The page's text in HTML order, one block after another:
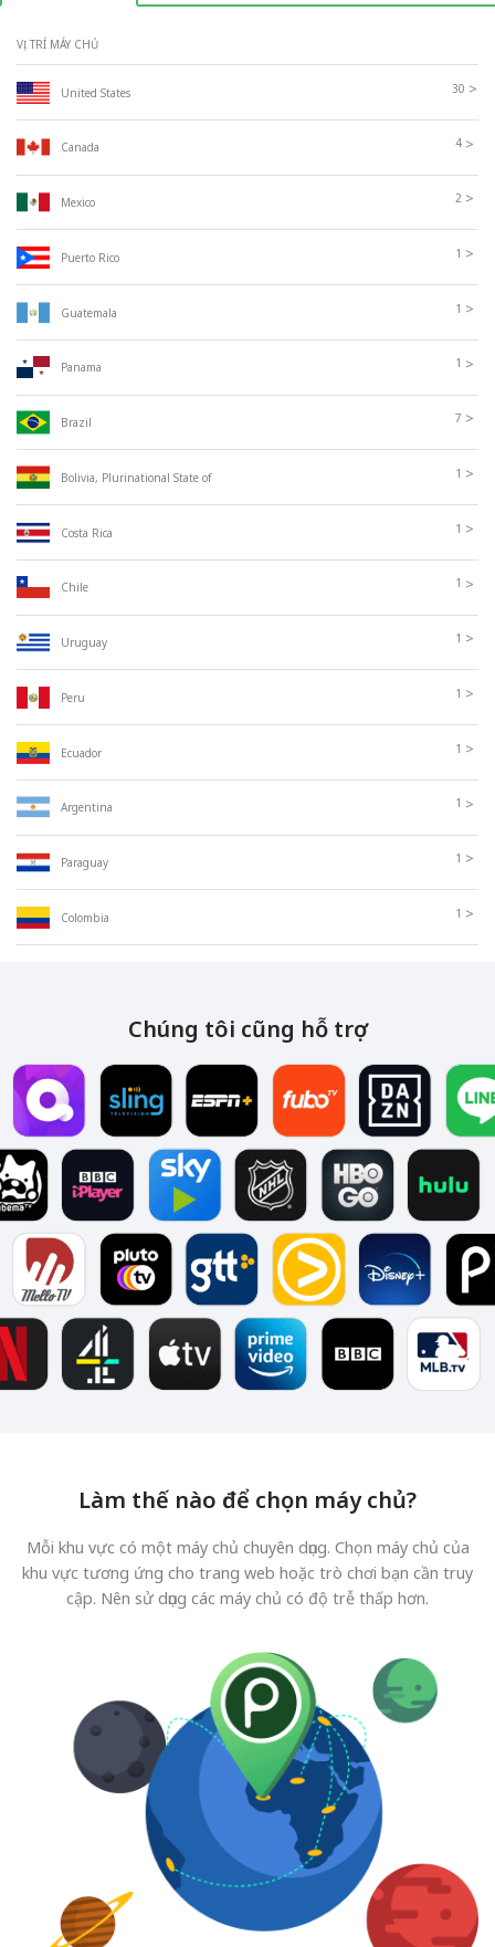
VỊ TRÍ MÁY CHỦ
United States 30 >
Canada 4 >
Mexico 2 >
Puerto Rico 1 >
Guatemala 1 >
Panama 1 >
Brazil 7 >
Bolivia, Plurinational State of 1 >
Costa Rica 1 >
Chile 1 >
Uruguay 1 >
Peru 1 >
Ecuador 1 >
Argentina 1 >
Paraguay 1 >
Colombia 1 >
Chúng tôi cũng hỗ trợ
Làm thế nào để chọn máy chủ?
Mỗi khu vực có một máy chủ chuyên dụng. Chọn máy chủ của
khu vực tương ứng cho trang web hoặc trò chơi bạn cần truy
cập. Nên sử dụng các máy chủ có độ trễ thấp hơn.